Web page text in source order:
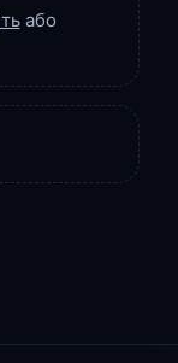
або